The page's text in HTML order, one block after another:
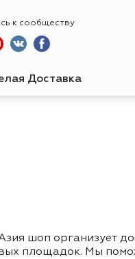
к сообществу
Доставка
шоп организует
площадок. Мы